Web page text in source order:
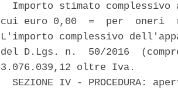
Importo stimato complessivo
cui euro 0,00  =  per
L'importo complessivo
del D.Lgs. n.  50/2016
3.076.039,12 oltre Iva.
SEZIONE IV - PROCEDURA: